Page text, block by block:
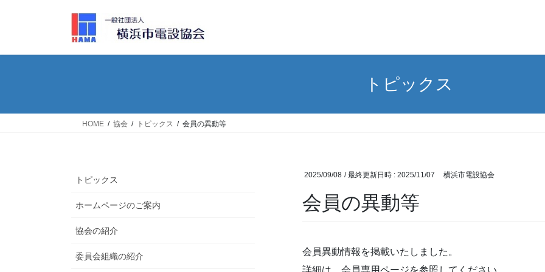
トピックス
HOME 協会 トピックス 会員の異動等
2025/09/08 / 最終更新日時 : 2025/11/07 横浜市電設協会
会員の異動等
会員異動情報を掲載いたしました。
トピックス
ホームページのご案内
協会の紹介
委員会組織の紹介